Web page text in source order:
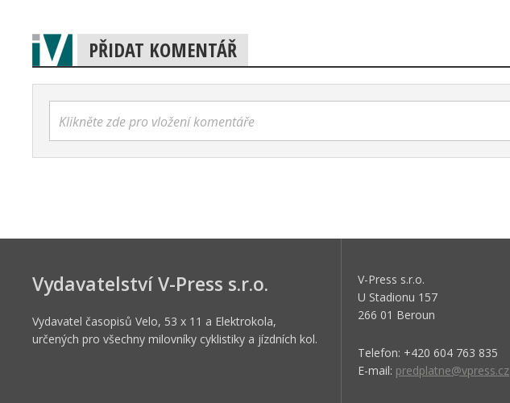
PŘIDAT KOMENTÁŘ
Klikněte zde pro vložení komentáře
Vydavatelství V-Press s.r.o.
Vydavatel časopisů Velo, 53 x 11 a Elektrokola,
určených pro všechny milovníky cyklistiky a jízdních kol.
V-Press s.r.o.
U Stadionu 157
266 01 Beroun
Telefon: +420 604 763 835
E-mail: predplatne@vpress.cz